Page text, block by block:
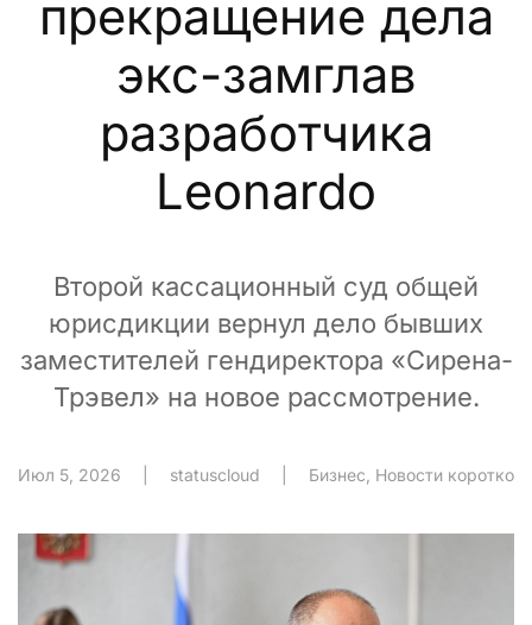
прекращение дела
экс-замглав
разработчика
Leonardo
Второй кассационный суд общей
юрисдикции вернул дело бывших
заместителей гендиректора «Сирена-
Трэвел» на новое рассмотрение.
Июл 5, 2026 statuscloud Бизнес Новости коротко